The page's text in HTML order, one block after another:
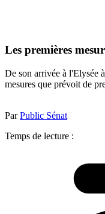
Les premières
De son arrivée à l'Elysée
mesures que prévoit de
ParPublic Sénat
Temps de lecture :